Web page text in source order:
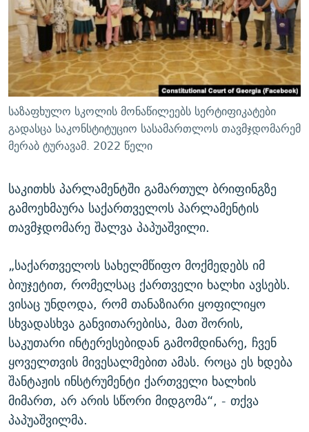
საზაფხულო სკოლის მონაწილეებს სერტიფიკატები
გადასცა საკონსტიტუციო სასამართლოს თავმჯდომარემ
მერაბ ტურავამ. 2022 წელი
საკითხს პარლამენტში გამართულ ბრიფინგზე
გამოეხმაურა საქართველოს პარლამენტის
თავმჯდომარე შალვა პაპუაშვილი.
„საქართველოს სახელმწიფო მოქმედებს იმ
ბიუჯეტით, რომელსაც ქართველი ხალხი ავსებს.
ვისაც უნდოდა, რომ თანაზიარი ყოფილიყო
სხვადასხვა განვითარებისა, მათ შორის,
საკუთარი ინტერესებიდან გამომდინარე, ჩვენ
ყოველთვის მივესალმებით ამას. როცა ეს ხდება
შანტაჟის ინსტრუმენტი ქართველი ხალხის
მიმართ, არ არის სწორი მიდგომა“, - თქვა
პაპუაშვილმა.